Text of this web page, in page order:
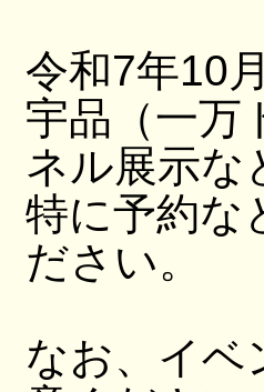
令和7年10
宇品（一万
ネル展示な
特に予約な
ださい。
なお、イベ